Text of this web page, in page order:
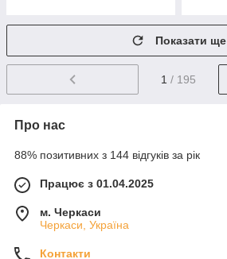
Показати ще
1 / 195
Про нас
88% позитивних з 144 відгуків за рік
Працює з 01.04.2025
м. Черкаси
Черкаси, Україна
Контакти